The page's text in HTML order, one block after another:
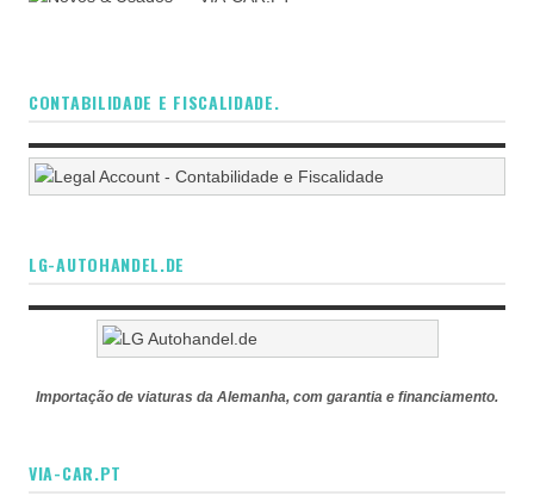
CONTABILIDADE E FISCALIDADE.
LG-AUTOHANDEL.DE
Importação de viaturas da Alemanha, com garantia e financiamento.
VIA-CAR.PT